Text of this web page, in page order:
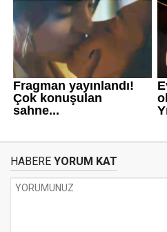
HABERE YORUM KAT